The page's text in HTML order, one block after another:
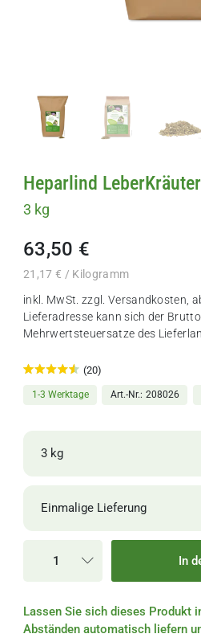
Heparlind LeberKräuter
3 kg
63,50 €
21,17 € / Kilogramm
inkl. MwSt. zzgl. Versandkosten ,
Lieferadresse kann sich der
Mehrwertsteuersatze des
1-3 Werktage Art.-Nr. 208026
(20)
3 kg
1 kg 1-3 Werktage
3 kg 1-3 Werktage
Einmalige Lieferung
Alle 2 Wochen
Alle 4 Wochen
In
Lassen Sie sich dieses Produkt
Abständen automatisch liefern